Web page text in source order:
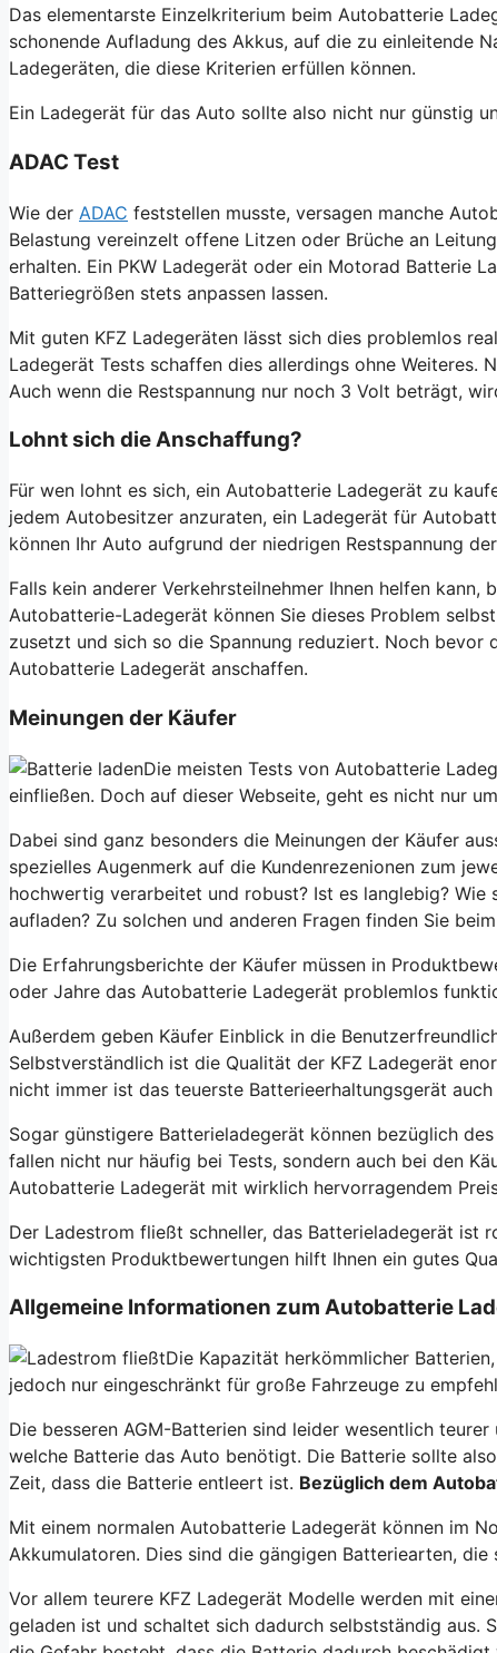
Das elementarste Einzelkriterium beim Autobatterie
schonende Aufladung des Akkus, auf die zu einleitende
Ladegeräten, die diese Kriterien erfüllen können.
Ein Ladegerät für das Auto sollte also nicht nur günstig
ADAC Test
Wie der ADAC feststellen musste, versagen manche
Belastung vereinzelt offene Litzen oder Brüche an
erhalten. Ein PKW Ladegerät oder ein Motorad Batterie
Batteriegrößen stets anpassen lassen.
Mit guten KFZ Ladegeräten lässt sich dies problemlos
Ladegerät Tests schaffen dies allerdings ohne Weiteres.
Auch wenn die Restspannung nur noch 3 Volt beträgt,
Lohnt sich die Anschaffung?
Für wen lohnt es sich, ein Autobatterie Ladegerät zu
jedem Autobesitzer anzuraten, ein Ladegerät für
können Ihr Auto aufgrund der niedrigen Restspannung
Falls kein anderer Verkehrsteilnehmer Ihnen helfen
Autobatterie-Ladegerät können Sie dieses Problem
zusetzt und sich so die Spannung reduziert. Noch bevor
Autobatterie Ladegerät anschaffen.
Meinungen der Käufer
Die meisten Tests von Autobatterie
einfließen. Doch auf dieser Webseite, geht es nicht nur
Dabei sind ganz besonders die Meinungen der Käufer
spezielles Augenmerk auf die Kundenrezenionen zum
hochwertig verarbeitet und robust? Ist es langlebig? Wie
aufladen? Zu solchen und anderen Fragen finden Sie
Die Erfahrungsberichte der Käufer müssen in
oder Jahre das Autobatterie Ladegerät problemlos
Außerdem geben Käufer Einblick in die
Selbstverständlich ist die Qualität der KFZ Ladegerät
nicht immer ist das teuerste Batterieerhaltungsgerät auch
Sogar günstigere Batterieladegerät können bezüglich
fallen nicht nur häufig bei Tests, sondern auch bei den
Autobatterie Ladegerät mit wirklich hervorragendem
Der Ladestrom fließt schneller, das Batterieladegerät ist
wichtigsten Produktbewertungen hilft Ihnen ein gutes
Allgemeine Informationen zum Autobatterie
Die Kapazität herkömmlicher
jedoch nur eingeschränkt für große Fahrzeuge zu
Die besseren AGM-Batterien sind leider wesentlich
welche Batterie das Auto benötigt. Die Batterie sollte
Zeit, dass die Batterie entleert ist. Bezüglich dem
Mit einem normalen Autobatterie Ladegerät können im
Akkumulatoren. Dies sind die gängigen Batteriearten,
Vor allem teurere KFZ Ladegerät Modelle werden mit
geladen ist und schaltet sich dadurch selbstständig aus.